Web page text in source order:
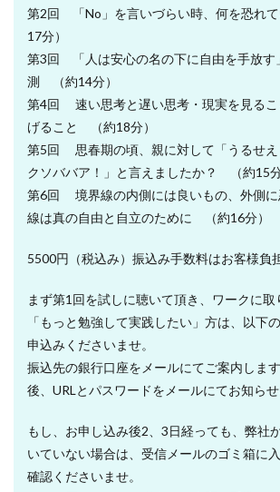
ー
ヤ
ー
第2回 「No」を言いづらい時、何を恐れ
17分）
第3回 「人は安心の名の下に自由を手放す
測 （約14分）
第4回 速い思考と遅い思考・現実を見るこ
げること （約18分）
第5回 思春期の頃、親に対して「うるせえ
クソババア！」と言えましたか？ （約15分
第6回 境界線の内側には良いもの、外側に
線は真の自由と自立のために （約16分）
5500円（税込み）振込み手数料はお客様負
まず第1回を試しに聴いて頂き、ワークに取
「もっと勉強して実践したい」方は、以下
申込みくださいませ。
振込先の銀行口座をメールにてご案内しま
後、URLとパスワードをメールにてお知らせ
もし、お申し込み後2、3日経っても、弊社
いていない場合は、受信メールのゴミ箱に
確認くださいませ。